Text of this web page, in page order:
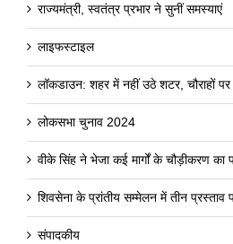
राज्यमंत्री, स्वतंत्र प्रभार ने सुनीं समस्याएं
लाइफस्टाइल
लॉकडाउन: शहर में नहीं उठे शटर, चौराहों
लोकसभा चुनाव 2024
वीके सिंह ने भेजा कई मार्गों के चौड़ीकरण का
शिवसेना के प्रांतीय सम्मेलन में तीन प्रस्ताव
संपादकीय